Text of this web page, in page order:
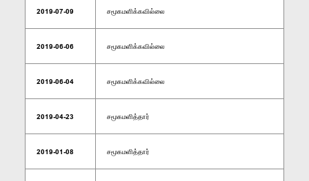
2019-07-09 சமூகமளிக்கவில்லை
2019-06-06 சமூகமளிக்கவில்லை
2019-06-04 சமூகமளிக்கவில்லை
2019-04-23 சமூகமளித்தார்
2019-01-08 சமூகமளித்தார்